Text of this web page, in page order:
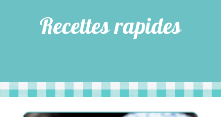
Recettes rapides